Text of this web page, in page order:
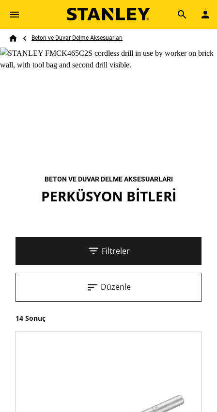
Skip to main content
Search
Breadcrumb
Beton ve Duvar Delme Aksesuarları
BETON VE DUVAR DELME AKSESUARLARI
PERKÜSYON BITLERI
Filtreler
14 Sonuç
Düzenle